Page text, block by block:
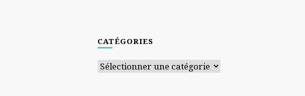
CATÉGORIES
Catégories